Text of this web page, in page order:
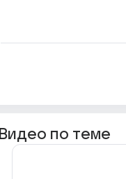
Видео по теме